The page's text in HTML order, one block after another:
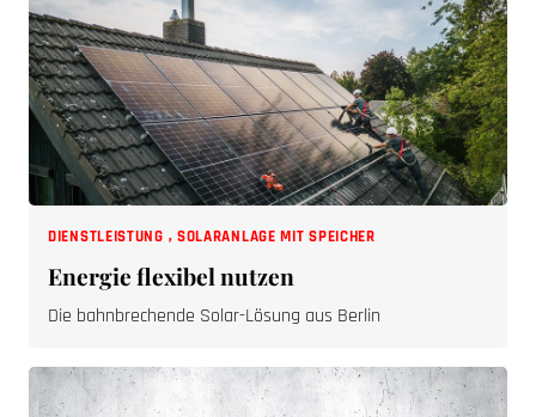
DIENSTLEISTUNG , SOLARANLAGE MIT SPEICHER
Energie flexibel nutzen
Die bahnbrechende Solar-Lösung aus Berlin